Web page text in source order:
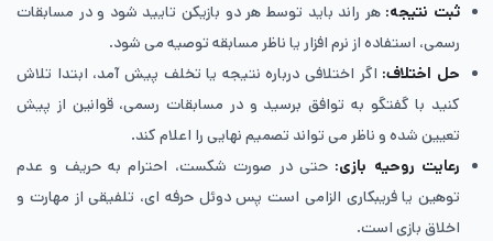
ثبت نتیجه: هر راند باید توسط هر دو بازیکن تایید شود و در مسابقات
رسمی، استفاده از نرم افزار یا ناظر مسابقه توصیه می شود.
حل اختلاف: اگر اختلافی درباره نتیجه یا تخلف پیش آمد، ابتدا تلاش
کنید با گفتگو به توافق برسید و در مسابقات رسمی، قوانین از پیش
تعیین شده و ناظر می تواند تصمیم نهایی را اعلام کند.
رعایت روحیه بازی: حتی در صورت شکست، احترام به حریف و عدم
توهین یا فریبکاری الزامی است پس دوئل حرفه ای، تلفیقی از مهارت و
اخلاق بازی است.